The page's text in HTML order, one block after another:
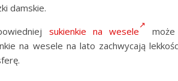
damskie.
sukienkie na wesele
na wesele na lato zachwycają